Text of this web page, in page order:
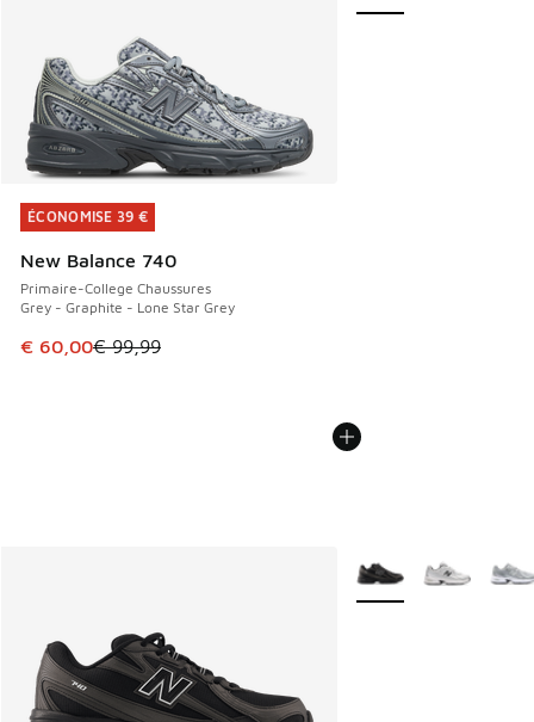
ÉCONOMISE 39 €
New Balance 740
Primaire-College Chaussures
Grey - Graphite - Lone Star Grey
Cet article est en promotion. Prix en baisse de € 99,99 à
€ 60,00€ 99,99
ÉCONOMISE 39 €
Plus de couleurs